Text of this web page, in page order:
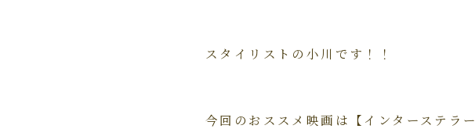
スタイリストの小川です！！
今回のおススメ映画は【インターステラ